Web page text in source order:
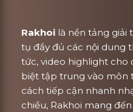
Rakhoi là nền tảng giải
tụ đầy đủ các nội dung
tức, video highlight cho
biệt tập trung vào môn
cách tiếp cận nhanh
chiều, Rakhoi mang